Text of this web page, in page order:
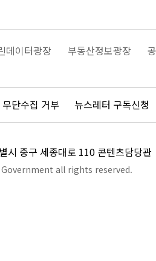
데이터광장 부동산정보광장
단수집 거부 뉴스레터 구독신청
시 중구 세종대로 110 콘텐츠담당관
all rights reserved.